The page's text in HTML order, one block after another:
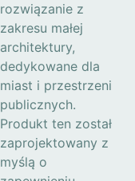
rozwiązanie z
zakresu małej
architektury,
dedykowane dla
miast i przestrzeni
publicznych.
Produkt ten został
zaprojektowany z
myślą o